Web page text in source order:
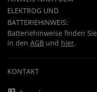
ELEKTROG UND
BATTERIEHINWEIS:
Batteriehinweise finden Sie
in den AGB und hier.
KONTAKT